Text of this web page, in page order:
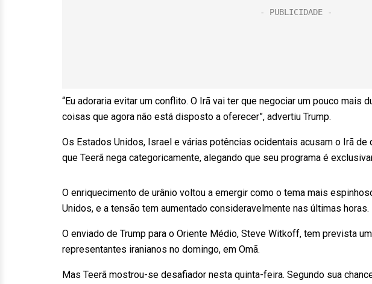
“Eu adoraria evitar um conflito. O Irã vai ter que negociar um pouco mais
coisas que agora não está disposto a oferecer”, advertiu Trump.
Os Estados Unidos, Israel e várias potências ocidentais acusam o Irã de
que Teerã nega categoricamente, alegando que seu programa é
O enriquecimento de urânio voltou a emergir como o tema mais
Unidos, e a tensão tem aumentado consideravelmente nas últimas horas.
O enviado de Trump para o Oriente Médio, Steve Witkoff, tem prevista
representantes iranianos no domingo, em Omã.
Mas Teerã mostrou-se desafiador nesta quinta-feira. Segundo sua